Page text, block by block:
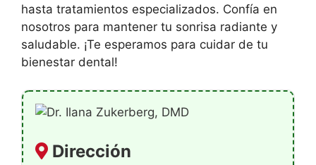
hasta tratamientos especializados. Confía en
nosotros para mantener tu sonrisa radiante y
saludable. ¡Te esperamos para cuidar de tu
bienestar dental!
Dirección